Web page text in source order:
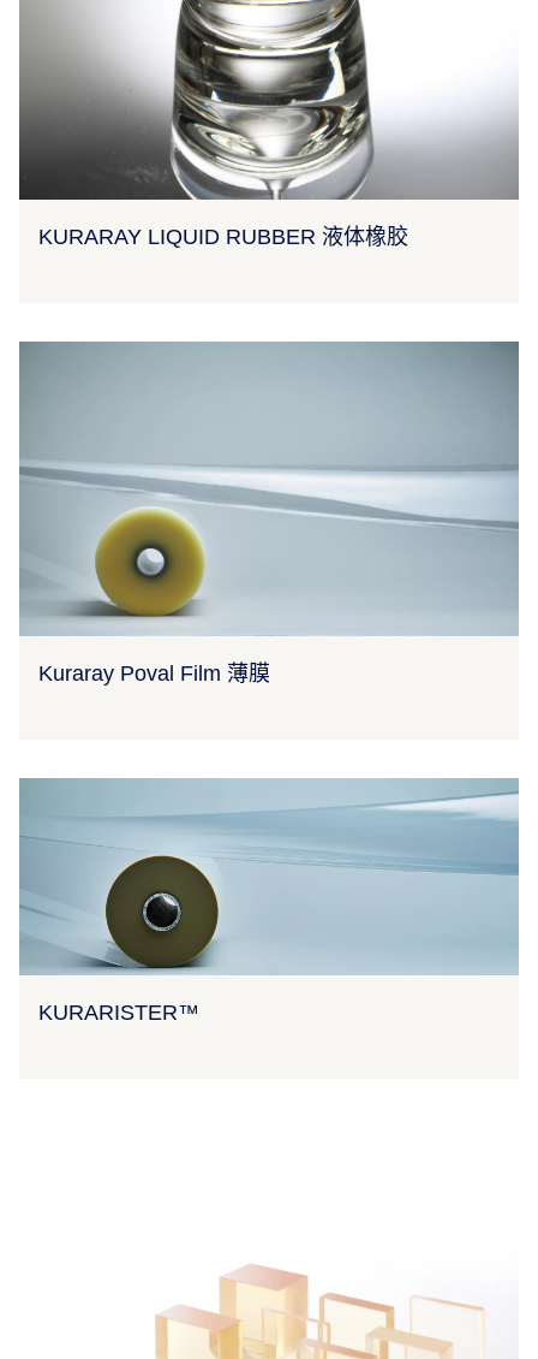
KURARAY LIQUID RUBBER 液体橡胶
Kuraray Poval Film 薄膜
KURARISTER™